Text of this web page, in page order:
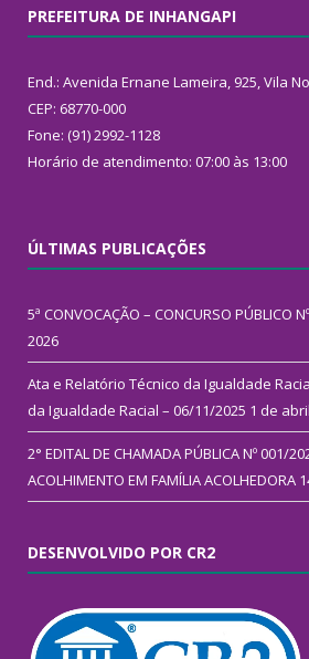
PREFEITURA DE INHANGAPI
End.: Avenida Ernane Lameira, 925, Vila
CEP: 68770-000
Fone: (91) 2992-1128
Horário de atendimento: 07:00 às 13:00
ÚLTIMAS PUBLICAÇÕES
5ª CONVOCAÇÃO – CONCURSO PÚBLICO
2026
Ata e Relatório Técnico da Igualdade
da Igualdade Racial – 06/11/2025 1 de
2° EDITAL DE CHAMADA PÚBLICA Nº 001/
ACOLHIMENTO EM FAMÍLIA ACOLHEDORA
DESENVOLVIDO POR CR2